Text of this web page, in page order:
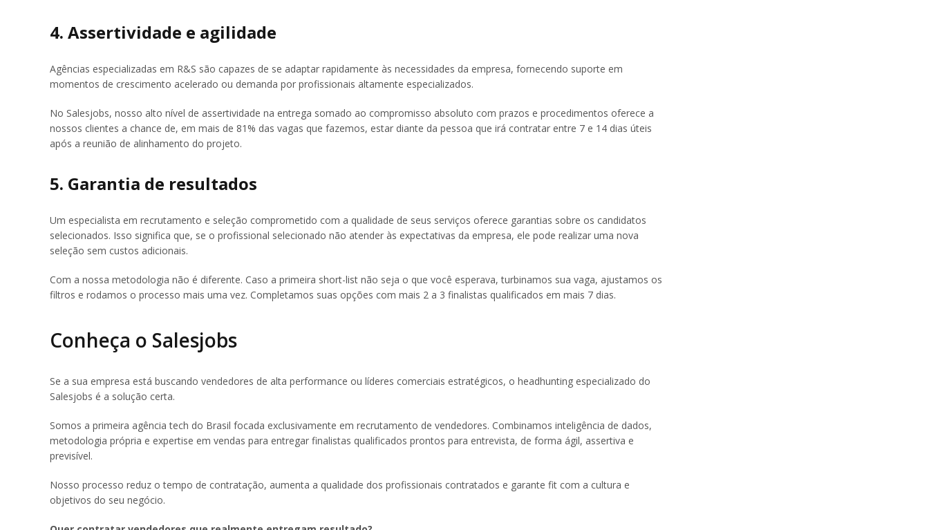
4. Assertividade e agilidade
Agências especializadas em R&S são capazes de se adaptar rapidamente às necessidades da empresa, fornecendo suporte em
momentos de crescimento acelerado ou demanda por profissionais altamente especializados.
No Salesjobs, nosso alto nível de assertividade na entrega somado ao compromisso absoluto com prazos e procedimentos oferece a
nossos clientes a chance de, em mais de 81% das vagas que fazemos, estar diante da pessoa que irá contratar entre 7 e 14 dias úteis
após a reunião de alinhamento do projeto.
5. Garantia de resultados
Um especialista em recrutamento e seleção comprometido com a qualidade de seus serviços oferece garantias sobre os candidatos
selecionados. Isso significa que, se o profissional selecionado não atender às expectativas da empresa, ele pode realizar uma nova
seleção sem custos adicionais.
Com a nossa metodologia não é diferente. Caso a primeira short-list não seja o que você esperava, turbinamos sua vaga, ajustamos os
filtros e rodamos o processo mais uma vez. Completamos suas opções com mais 2 a 3 finalistas qualificados em mais 7 dias.
Conheça o Salesjobs
Se a sua empresa está buscando vendedores de alta performance ou líderes comerciais estratégicos, o headhunting especializado do
Salesjobs é a solução certa.
Somos a primeira agência tech do Brasil focada exclusivamente em recrutamento de vendedores. Combinamos inteligência de dados,
metodologia própria e expertise em vendas para entregar finalistas qualificados prontos para entrevista, de forma ágil, assertiva e
previsível.
Nosso processo reduz o tempo de contratação, aumenta a qualidade dos profissionais contratados e garante fit com a cultura e
objetivos do seu negócio.